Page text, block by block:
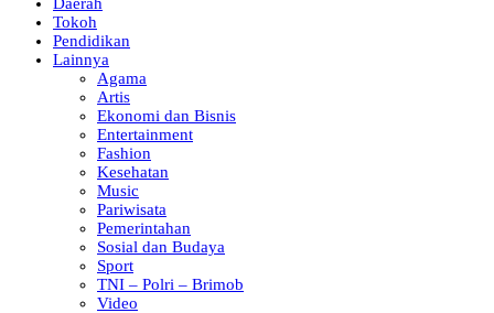
Tokoh
Pendidikan
Lainnya
Agama
Artis
Ekonomi dan Bisnis
Entertainment
Fashion
Kesehatan
Music
Pariwisata
Pemerintahan
Sosial dan Budaya
Sport
TNI – Polri – Brimob
Video